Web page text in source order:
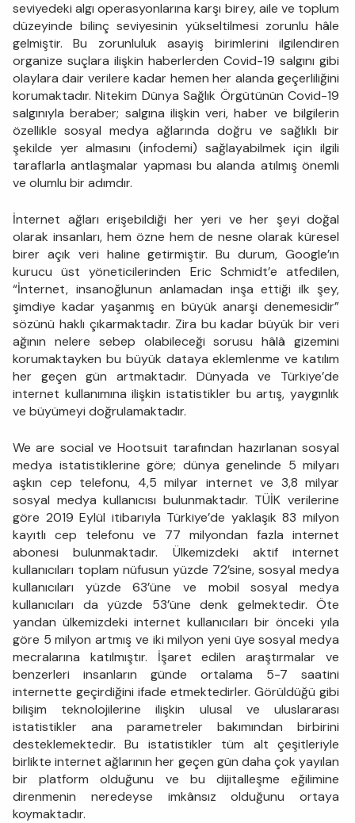
seviyedeki algı operasyonlarına karşı birey, aile ve toplum
düzeyinde bilinç seviyesinin yükseltilmesi zorunlu hâle
gelmiştir. Bu zorunluluk asayiş birimlerini ilgilendiren
organize suçlara ilişkin haberlerden Covid-19 salgını gibi
olaylara dair verilere kadar hemen her alanda geçerliliğini
korumaktadır. Nitekim Dünya Sağlık Örgütünün Covid-19
salgınıyla beraber; salgına ilişkin veri, haber ve bilgilerin
özellikle sosyal medya ağlarında doğru ve sağlıklı bir
şekilde yer almasını (infodemi) sağlayabilmek için ilgili
taraflarla antlaşmalar yapması bu alanda atılmış önemli
ve olumlu bir adımdır.
İnternet ağları erişebildiği her yeri ve her şeyi doğal
olarak insanları, hem özne hem de nesne olarak küresel
birer açık veri haline getirmiştir. Bu durum, Google’ın
kurucu üst yöneticilerinden Eric Schmidt’e atfedilen,
“İnternet, insanoğlunun anlamadan inşa ettiği ilk şey,
şimdiye kadar yaşanmış en büyük anarşi denemesidir”
sözünü haklı çıkarmaktadır. Zira bu kadar büyük bir veri
ağının nelere sebep olabileceği sorusu hâlâ gizemini
korumaktayken bu büyük dataya eklemlenme ve katılım
her geçen gün artmaktadır. Dünyada ve Türkiye’de
internet kullanımına ilişkin istatistikler bu artış, yaygınlık
ve büyümeyi doğrulamaktadır.
We are social ve Hootsuit tarafından hazırlanan sosyal
medya istatistiklerine göre; dünya genelinde 5 milyarı
aşkın cep telefonu, 4,5 milyar internet ve 3,8 milyar
sosyal medya kullanıcısı bulunmaktadır. TÜİK verilerine
göre 2019 Eylül itibarıyla Türkiye’de yaklaşık 83 milyon
kayıtlı cep telefonu ve 77 milyondan fazla internet
abonesi bulunmaktadır. Ülkemizdeki aktif internet
kullanıcıları toplam nüfusun yüzde 72’sine, sosyal medya
kullanıcıları yüzde 63’üne ve mobil sosyal medya
kullanıcıları da yüzde 53’üne denk gelmektedir. Öte
yandan ülkemizdeki internet kullanıcıları bir önceki yıla
göre 5 milyon artmış ve iki milyon yeni üye sosyal medya
mecralarına katılmıştır. İşaret edilen araştırmalar ve
benzerleri insanların günde ortalama 5-7 saatini
internette geçirdiğini ifade etmektedirler. Görüldüğü gibi
bilişim teknolojilerine ilişkin ulusal ve uluslararası
istatistikler ana parametreler bakımından birbirini
desteklemektedir. Bu istatistikler tüm alt çeşitleriyle
birlikte internet ağlarının her geçen gün daha çok yayılan
bir platform olduğunu ve bu dijitalleşme eğilimine
direnmenin neredeyse imkânsız olduğunu ortaya
koymaktadır.